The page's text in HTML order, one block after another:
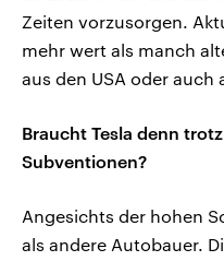
Zeiten vorzusorgen.
mehr wert als manch
aus den USA oder auch
Braucht Tesla denn
Subventionen?
Angesichts der hohen
als andere Autobauer.